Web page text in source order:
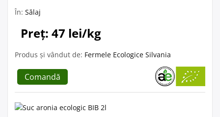
În: Sălaj
Preț: 47 lei/kg
Produs și vândut de: Fermele Ecologice Silvania
Comandă